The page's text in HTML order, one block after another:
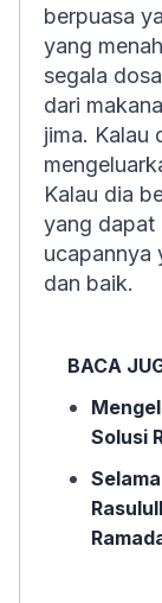
berpuasa
yang
segala
dari
jima. Kalau
Kalau dia
yang dapat
ucapannya
dan baik.
BACA
Solusi